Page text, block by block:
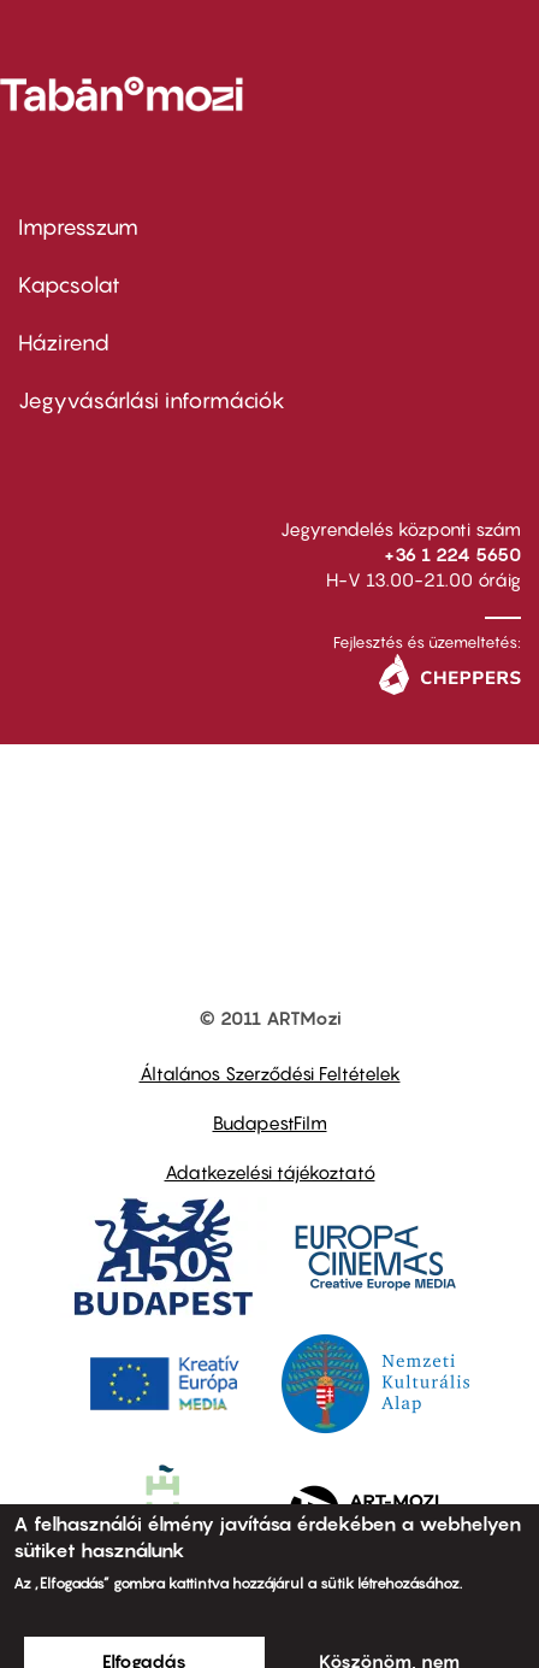
Footer
first
Impresszum
Kapcsolat
Footer
second
Házirend
Jegyvásárlási információk
Jegyrendelés központi szám
+36 1 224 5650
H-V 13.00-21.00 óráig
Fejlesztés és üzemeltetés:
© 2011 ARTMozi
Általános Szerződési Feltételek
BudapestFilm
Adatkezelési tájékoztató
A felhasználói élmény javítása érdekében a webhelyen
sütiket használunk
Az „Elfogadás” gombra kattintva hozzájárul a sütik létrehozásához.
Elfogadás Köszönöm, nem